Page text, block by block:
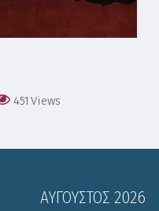
451 Views
ΑΎΓΟΥΣΤΟΣ 2026